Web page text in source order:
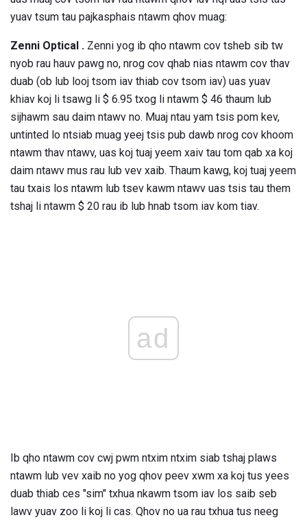
yuav tsum tau pajkasphais ntawm qhov muag:
Zenni Optical . Zenni yog ib qho ntawm cov tsheb sib tw
nyob rau hauv pawg no, nrog cov qhab nias ntawm cov thav
duab (ob lub looj tsom iav thiab cov tsom iav) uas yuav
khiav koj li tsawg li $ 6.95 txog li ntawm $ 46 thaum lub
sijhawm sau daim ntawv no. Muaj ntau yam tsis pom kev,
untinted lo ntsiab muag yeej tsis pub dawb nrog cov khoom
ntawm thav ntawv, uas koj tuaj yeem xaiv tau tom qab xa koj
daim ntawv mus rau lub vev xaib. Thaum kawg, koj tuaj yeem
tau txais los ntawm lub tsev kawm ntawv uas tsis tau them
tshaj li ntawm $ 20 rau ib lub hnab tsom iav kom tiav.
ad
Ib qho ntawm cov cwj pwm ntxim ntxim siab tshaj plaws
ntawm lub vev xaib no yog qhov peev xwm xa koj tus yees
duab thiab ces "sim" txhua nkawm tsom iav los saib seb
lawv yuav zoo li koj li cas. Qhov no ua rau txhua tus neeg